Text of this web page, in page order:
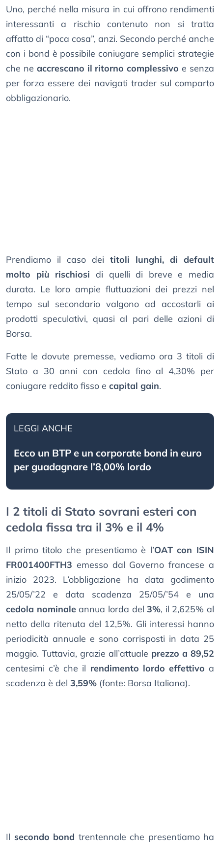
Uno, perché nella misura in cui offrono rendimenti
interessanti a rischio contenuto non si tratta
affatto di “poca cosa”, anzi. Secondo perché anche
con i bond è possibile coniugare semplici strategie
che ne accrescano il ritorno complessivo e senza
per forza essere dei navigati trader sul comparto
obbligazionario.
Prendiamo il caso dei titoli lunghi, di default
molto più rischiosi di quelli di breve e media
durata. Le loro ampie fluttuazioni dei prezzi nel
tempo sul secondario valgono ad accostarli ai
prodotti speculativi, quasi al pari delle azioni di
Borsa.
Fatte le dovute premesse, vediamo ora 3 titoli di
Stato a 30 anni con cedola fino al 4,30% per
coniugare reddito fisso e capital gain.
LEGGI ANCHE
Ecco un BTP e un corporate bond in euro
per guadagnare l’8,00% lordo
I 2 titoli di Stato sovrani esteri con
cedola fissa tra il 3% e il 4%
Il primo titolo che presentiamo è l’OAT con ISIN
FR001400FTH3 emesso dal Governo francese a
inizio 2023. L’obbligazione ha data godimento
25/05/’22 e data scadenza 25/05/’54 e una
cedola nominaleannua lorda del3%, il 2,625% al
netto della ritenuta del 12,5%. Gli interessi hanno
periodicità annuale e sono corrisposti in data 25
maggio. Tuttavia, grazie all’attuale prezzo a 89,52
centesimi c’è che il rendimento lordo effettivo a
scadenza è del 3,59% (fonte: Borsa Italiana).
Il secondo bond trentennale che presentiamo ha